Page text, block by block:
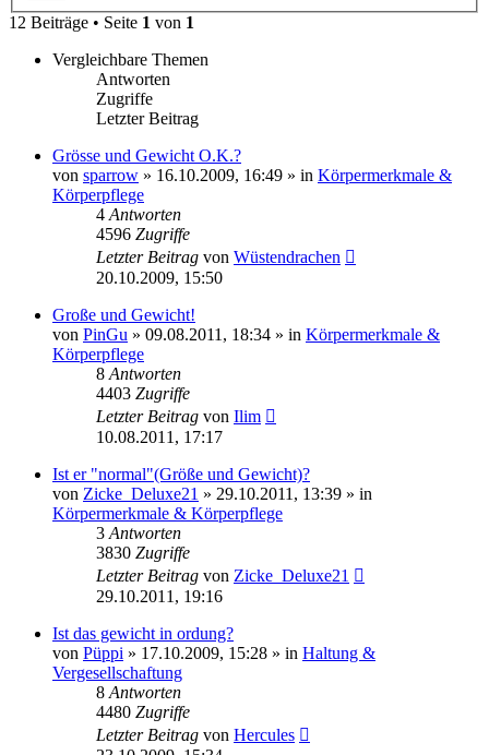
12 Beiträge • Seite 1 von 1
Vergleichbare Themen
Antworten
Zugriffe
Letzter Beitrag
Grösse und Gewicht O.K.?
von sparrow » 16.10.2009, 16:49 » in Körpermerkmale &
Körperpflege
4 Antworten
4596 Zugriffe
Letzter Beitrag von Wüstendrachen
20.10.2009, 15:50
Große und Gewicht!
von PinGu » 09.08.2011, 18:34 » in Körpermerkmale &
Körperpflege
8 Antworten
4403 Zugriffe
Letzter Beitrag von Ilim
10.08.2011, 17:17
Ist er "normal"(Größe und Gewicht)?
von Zicke_Deluxe21 » 29.10.2011, 13:39 » in
Körpermerkmale & Körperpflege
3 Antworten
3830 Zugriffe
Letzter Beitrag von Zicke_Deluxe21
29.10.2011, 19:16
Ist das gewicht in ordung?
von Püppi » 17.10.2009, 15:28 » in Haltung &
Vergesellschaftung
8 Antworten
4480 Zugriffe
Letzter Beitrag von Hercules